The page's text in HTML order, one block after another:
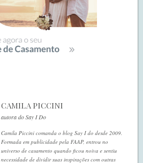
CAMILA PICCINI
autora do Say I Do
Camila Piccini comanda o blog Say I do desde 2009.
Formada em publicidade pela FAAP, entrou no
universo de casamento quando ficou noiva e sentiu
necessidade de dividir suas inspirações com outras